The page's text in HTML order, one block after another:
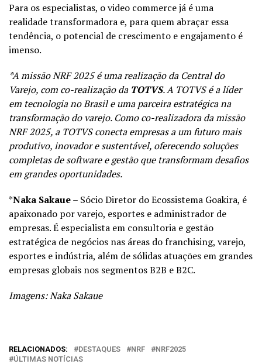
Para os especialistas, o video commerce já é uma
realidade transformadora e, para quem abraçar essa
tendência, o potencial de crescimento e engajamento é
imenso.
*A missão NRF 2025 é uma realização da Central do
Varejo, com co-realização da TOTVS. A TOTVS é a líder
em tecnologia no Brasil e uma parceira estratégica na
transformação do varejo. Como co-realizadora da missão
NRF 2025, a TOTVS conecta empresas a um futuro mais
produtivo, inovador e sustentável, oferecendo soluções
completas de software e gestão que transformam desafios
em grandes oportunidades.
*Naka Sakaue– Sócio Diretor do Ecossistema Goakira, é
apaixonado por varejo, esportes e administrador de
empresas. É especialista em consultoria e gestão
estratégica de negócios nas áreas do franchising, varejo,
esportes e indústria, além de sólidas atuações em grandes
empresas globais nos segmentos B2B e B2C.
Imagens: Naka Sakaue
RELACIONADOS: DESTAQUES NRF
NRF2025
ÚLTIMAS NOTÍCIAS